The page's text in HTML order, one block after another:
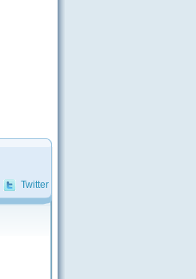
Twitter